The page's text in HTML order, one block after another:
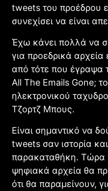
tweets του προέδρου
συνεχίσει να είναι
Έχω κάνει πολλά να
για προεδρικά
από τότε που έγραψα
All The Emails Gone;
ηλεκτρονικού
Τζορτζ Μπους.
Είναι σημαντικό να
tweets σαν ιστορία
παρακαταθήκη. Τώρα
ψηφιακά αρχεία θα
ότι θα παραμείνουν,